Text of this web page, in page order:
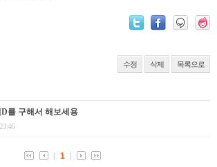
수정 삭제 목록으로